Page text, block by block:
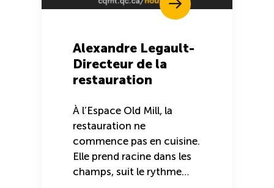
Alexandre Legault-
Directeur de la
restauration
À l’Espace Old Mill, la
restauration ne
commence pas en cuisine.
Elle prend racine dans les
champs, suit le rythme…